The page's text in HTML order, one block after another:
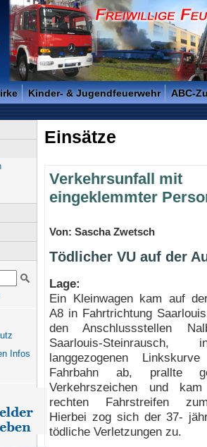
der Kreisstadt Saarlouis -
Kinder- & Jugendfeuerwehr ABC-
Infos
Einsätze
Verkehrsunfall mit
eingeklemmter
Von: Sascha Zwetsch
Tödlicher VU auf der
Lage:
Ein Kleinwagen kam auf
A8 in Fahrtrichtung
den Anschlussstellen
Saarlouis-
langgezogenen
Fahrbahn ab, prallte
Verkehrszeichen und
rechten Fahrstreifen
Hierbei zog sich der 37-
tödliche Verletzungen zu.